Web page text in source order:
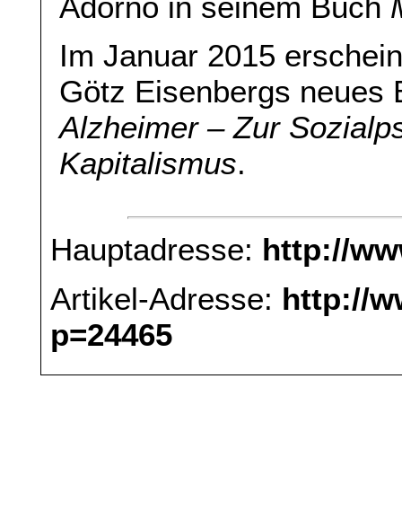
Im Januar 2015
Götz Eisenbergs neues
Alzheimer – Zur
Kapitalismus.
Hauptadresse: http://
Artikel-Adresse: http://
p=24465